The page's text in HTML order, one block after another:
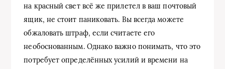
на красный свет всё же прилетел в ваш почтовый
ящик, не стоит паниковать. Вы всегда можете
обжаловать штраф, если считаете его
необоснованным. Однако важно понимать, что это
потребует определённых усилий и времени на